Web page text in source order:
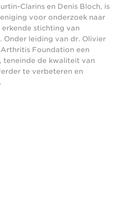
Clarins en Denis Bloch, is
voor onderzoek naar
stichting van
Onder leiding van dr. Olivier
Foundation een
teneinde de kwaliteit van
te verbeteren en